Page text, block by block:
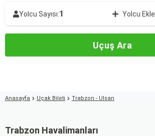
Yolcu Sayısı:1 Yolcu Ekle
Uçuş Ara
Anasayfa Uçak Bileti Trabzon - Ulsan
Trabzon Havalimanları